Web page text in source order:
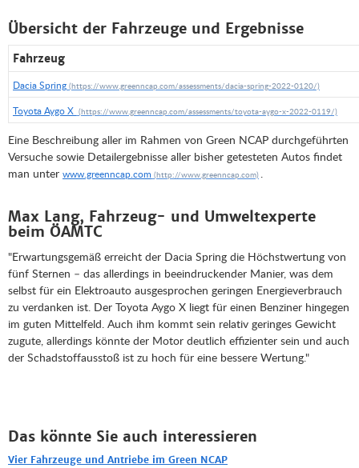
Übersicht der Fahrzeuge und Ergebnisse
Fahrzeug
Dacia Spring
Toyota Aygo X
Eine Beschreibung aller im Rahmen von Green NCAP durchgeführten
Versuche sowie Detailergebnisse aller bisher getesteten Autos findet
man unter www.greenncap.com .
Max Lang, Fahrzeug- und Umweltexperte
beim ÖAMTC
"Erwartungsgemäß erreicht der Dacia Spring die Höchstwertung von
fünf Sternen – das allerdings in beeindruckender Manier, was dem
selbst für ein Elektroauto ausgesprochen geringen Energieverbrauch
zu verdanken ist. Der Toyota Aygo X liegt für einen Benziner hingegen
im guten Mittelfeld. Auch ihm kommt sein relativ geringes Gewicht
zugute, allerdings könnte der Motor deutlich effizienter sein und auch
der Schadstoffausstoß ist zu hoch für eine bessere Wertung."
Das könnte Sie auch interessieren
Vier Fahrzeuge und Antriebe im Green NCAP